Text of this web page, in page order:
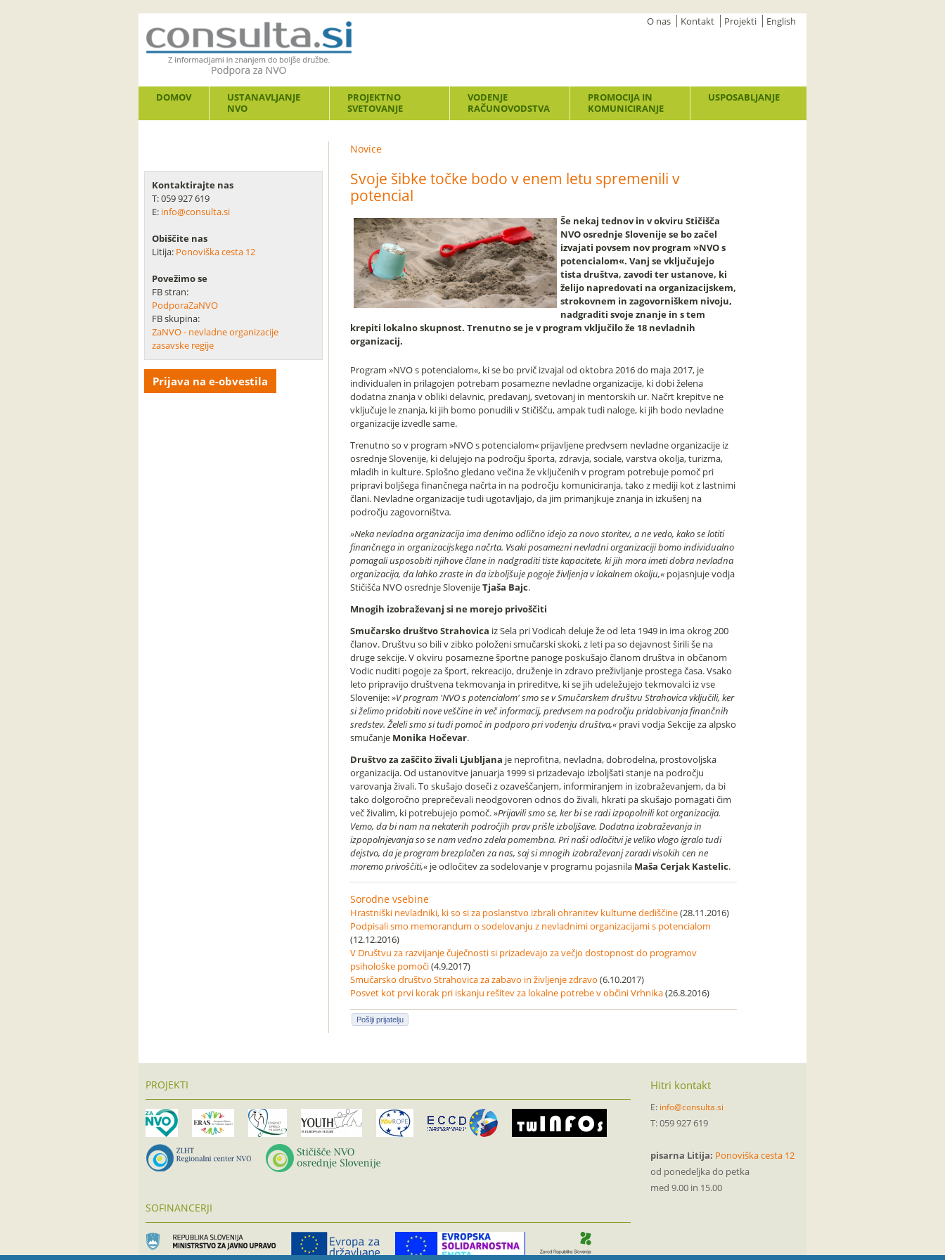
O nas Kontakt Projekti English
DOMOV
USTANAVLJANJE
NVO
PROJEKTNO
SVETOVANJE
VODENJE
RAČUNOVODSTVA
PROMOCIJA IN
KOMUNICIRANJE
USPOSABLJANJE
Kontaktirajte nas
T: 059 927 619
E: info@consulta.si
Obiščite nas
Litija: Ponoviška cesta 12
Povežimo se
FB stran:
PodporaZaNVO
FB skupina:
ZaNVO - nevladne organizacije
zasavske regije
Prijava na e-obvestila
Novice
Svoje šibke točke bodo v enem letu spremenili v
potencial
Še nekaj tednov in v okviru Stičišča
NVO osrednje Slovenije se bo začel
izvajati povsem nov program »NVO s
potencialom«. Vanj se vključujejo
tista društva, zavodi ter ustanove, ki
želijo napredovati na organizacijskem,
strokovnem in zagovorniškem nivoju,
nadgraditi svoje znanje in s tem
krepiti lokalno skupnost. Trenutno se je v program vključilo že 18 nevladnih
organizacij.
Program »NVO s potencialom«, ki se bo prvič izvajal od oktobra 2016 do maja 2017, je
individualen in prilagojen potrebam posamezne nevladne organizacije, ki dobi želena
dodatna znanja v obliki delavnic, predavanj, svetovanj in mentorskih ur. Načrt krepitve ne
vključuje le znanja, ki jih bomo ponudili v Stičišču, ampak tudi naloge, ki jih bodo nevladne
organizacije izvedle same.
Trenutno so v program »NVO s potencialom« prijavljene predvsem nevladne organizacije iz
osrednje Slovenije, ki delujejo na področju športa, zdravja, sociale, varstva okolja, turizma,
mladih in kulture. Splošno gledano večina že vključenih v program potrebuje pomoč pri
pripravi boljšega finančnega načrta in na področju komuniciranja, tako z mediji kot z lastnimi
člani. Nevladne organizacije tudi ugotavljajo, da jim primanjkuje znanja in izkušenj na
področju zagovorništva.
»Neka nevladna organizacija ima denimo odlično idejo za novo storitev, a ne vedo, kako se lotiti
finančnega in organizacijskega načrta. Vsaki posamezni nevladni organizaciji bomo individualno
pomagali usposobiti njihove člane in nadgraditi tiste kapacitete, ki jih mora imeti dobra nevladna
organizacija, da lahko zraste in da izboljšuje pogoje življenja v lokalnem okolju,« pojasnjuje vodja
Stičišča NVO osrednje SlovenijeTjaša Bajc.
Mnogih izobraževanj si ne morejo privoščiti
Smučarsko društvo Strahovica iz Sela pri Vodicah deluje že od leta 1949 in ima okrog 200
članov. Društvu so bili v zibko položeni smučarski skoki, z leti pa so dejavnost širili še na
druge sekcije. V okviru posamezne športne panoge poskušajo članom društva in občanom
Vodic nuditi pogoje za šport, rekreacijo, druženje in zdravo preživljanje prostega časa. Vsako
leto pripravijo društvena tekmovanja in prireditve, ki se jih udeležujejo tekmovalci iz vse
Slovenije:»V program 'NVO s potencialom' smo se v Smučarskem društvu Strahovica vključili, ker
si želimo pridobiti nove veščine in več informacij, predvsem na področju pridobivanja finančnih
sredstev. Želeli smo si tudi pomoč in podporo pri vodenju društva,« pravi vodja Sekcije za alpsko
smučanje Monika Hočevar.
Društvo za zaščito živali Ljubljana je neprofitna, nevladna, dobrodelna, prostovoljska
organizacija. Od ustanovitve januarja 1999 si prizadevajo izboljšati stanje na področju
varovanja živali. To skušajo doseči z ozaveščanjem, informiranjem in izobraževanjem, da bi
tako dolgoročno preprečevali neodgovoren odnos do živali, hkrati pa skušajo pomagati čim
več živalim, ki potrebujejo pomoč.»Prijavili smo se, ker bi se radi izpopolnili kot organizacija.
Vemo, da bi nam na nekaterih področjih prav prišle izboljšave. Dodatna izobraževanja in
izpopolnjevanja so se nam vedno zdela pomembna. Pri naši odločitvi je veliko vlogo igralo tudi
dejstvo, da je program brezplačen za nas, saj si mnogih izobraževanj zaradi visokih cen ne
moremo privoščiti,« je odločitev za sodelovanje v programu pojasnila Maša Cerjak Kastelic.
Sorodne vsebine
Hrastniški nevladniki, ki so si za poslanstvo izbrali ohranitev kulturne dediščine(28.11.2016)
Podpisali smo memorandum o sodelovanju z nevladnimi organizacijami s potencialom
(12.12.2016)
V Društvu za razvijanje čuječnosti si prizadevajo za večjo dostopnost do programov
psihološke pomoči(4.9.2017)
Smučarsko društvo Strahovica za zabavo in življenje zdravo (6.10.2017)
Posvet kot prvi korak pri iskanju rešitev za lokalne potrebe v občini Vrhnika(26.8.2016)
Pošlji prijatelju
PROJEKTI
SOFINANCERJI
Hitri kontakt
E: info@consulta.si
T: 059 927 619
pisarna Litija: Ponoviška cesta 12
od ponedeljka do petka
med 9.00 in 15.00